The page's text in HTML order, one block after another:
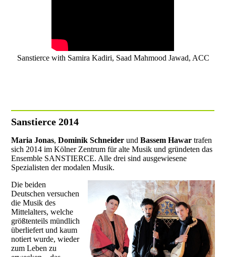
Sanstierce with Samira Kadiri, Saad Mahmood Jawad, ACC
Sanstierce 2014
Maria Jonas,Dominik Schneider undBassem Hawar trafen
sich 2014 im Kölner Zentrum für alte Musik und gründeten das
Ensemble SANSTIERCE. Alle drei sind ausgewiesene
Spezialisten der modalen Musik.
Die beiden
Deutschen versuchen
die Musik des
Mittelalters, welche
größtenteils mündlich
überliefert und kaum
notiert wurde, wieder
zum Leben zu